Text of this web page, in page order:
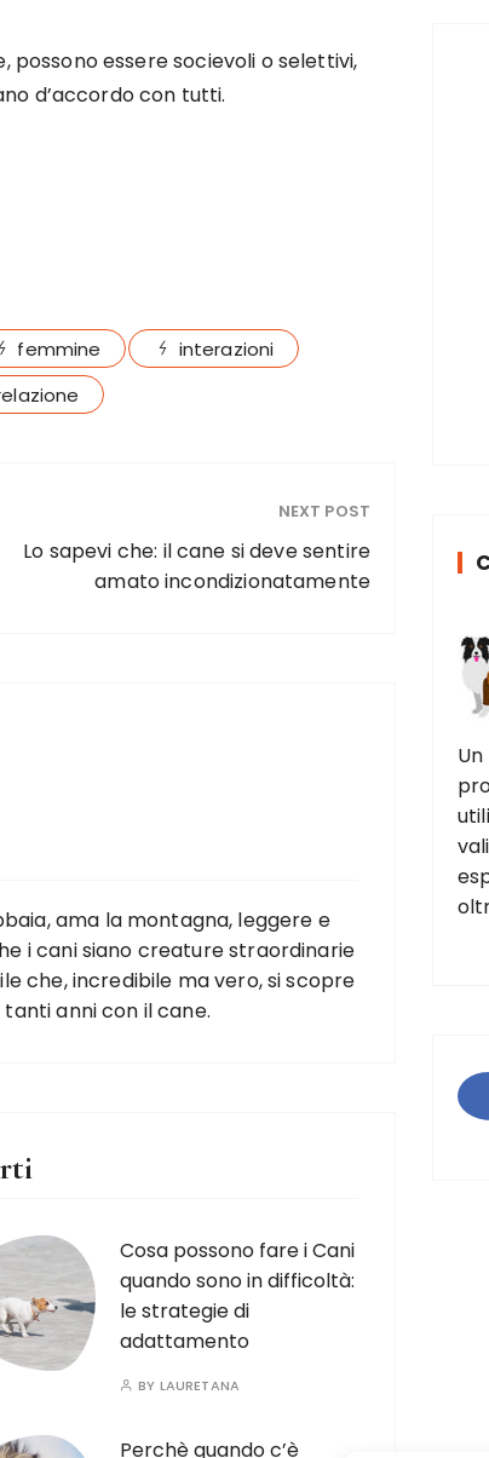
possono essere socievoli o selettivi,
d’accordo con tutti.
femmine
interazioni
NEXT POST
Lo sapevi che: il cane si deve sentire
amato incondizionatamente
ama la montagna, leggere e
i cani siano creature straordinarie
che, incredibile ma vero, si scopre
anni con il cane.
Cosa possono fare i Cani
quando sono in difficoltà:
le strategie di
adattamento
BY LAURETANA
Perchè quando c’è